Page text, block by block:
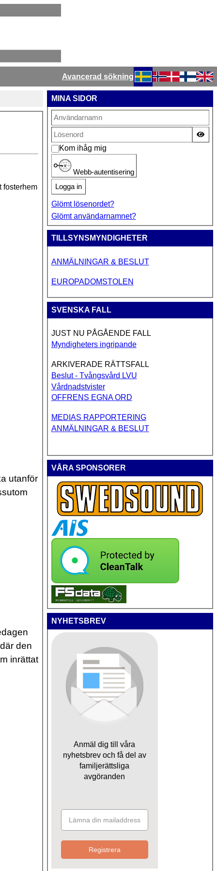
Avancerad sökning
Välj ditt språk
fosterhem
utanför
den
inrättat
MINA SIDOR
Kom ihåg mig
Webb-autentisering
Logga in
Glömt lösenordet?
Glömt användarnamnet?
TILLSYNSMYNDIGHETER
ANMÄLNINGAR & BESLUT
EUROPADOMSTOLEN
SVENSKA FALL
JUST NU PÅGÅENDE FALL
Myndigheters ingripande
ARKIVERADE RÄTTSFALL
Beslut - Tvångsvård LVU
Vårdnadstvister
OFFRENS EGNA ORD
MEDIAS RAPPORTERING
ANMÄLNINGAR & BESLUT
VÅRA SPONSORER
NYHETSBREV
Anmäl dig till våra
nyhetsbrev och få del av
familjerättsliga
avgöranden
Registrera